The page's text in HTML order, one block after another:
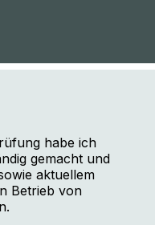
habe ich
gemacht und
aktuellem
Betrieb von